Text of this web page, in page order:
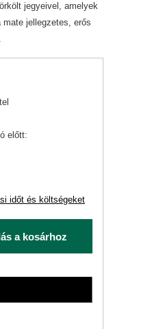
jegyeivel, amelyek
jellegzetes, erős
időt és költségeket
előtt:
a kosárhoz